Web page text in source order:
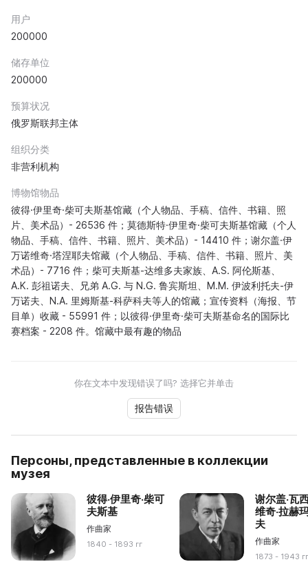
用户
200000
储存单位
200000
预算状况
俄罗斯联邦主体
组织分类
非营利机构
博物馆物品
彼得·伊里奇·柴可夫斯基馆藏（个人物品、手稿、信件、书籍、照
片、美术品）- 26536 件；莫德斯特·伊里奇·柴可夫斯基馆藏（个人
物品、手稿、信件、书籍、照片、美术品）- 14410 件；谢尔盖·伊
万诺维奇·塔涅耶夫馆藏（个人物品、手稿、信件、书籍、照片、美
术品）- 7716 件；柴可夫斯基-达维多夫家族、A.S. 阿伦斯基、
A.K. 彭祖诺夫、兄弟 A.G. 与 N.G. 鲁宾斯坦、M.M. 伊波利托夫-伊
万诺夫、N.A. 里姆斯基-科萨科夫等人的馆藏；宣传资料（海报、节
目单）收藏 - 55991 件；以彼得·伊里奇·柴可夫斯基命名的国际比
赛档案 - 2208 件。馆藏中最有趣的物品
你在文本中发现错误了吗? 选择它并单击
报告错误
Персоны, представленные в коллекции
музея
彼得·伊里奇·柴可
夫斯基
作曲家
1840 - 1893 гг
谢尔盖·瓦
维奇·拉赫
夫
作曲家
1873 - 1943